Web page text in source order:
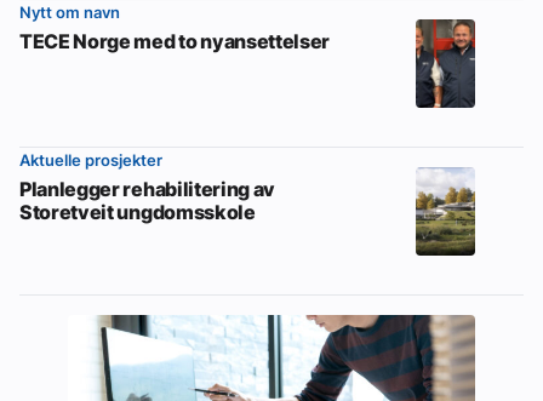
Nytt om navn
TECE Norge med to nyansettelser
Aktuelle prosjekter
Planlegger rehabilitering av
Storetveit ungdomsskole